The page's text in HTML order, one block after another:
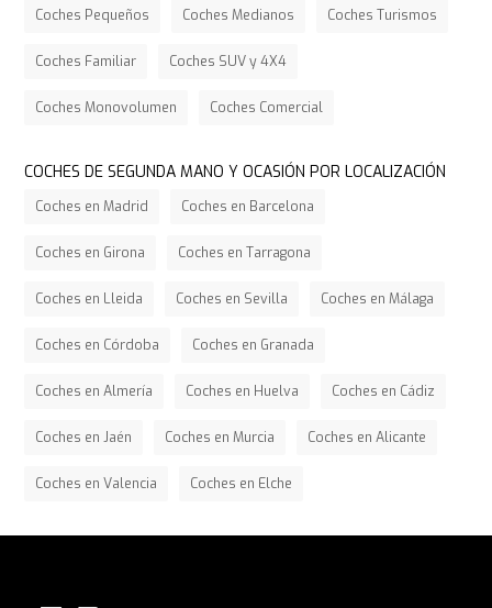
Coches Pequeños Coches Medianos Coches Turismos
Coches Familiar Coches SUV y 4X4
Coches Monovolumen Coches Comercial
COCHES DE SEGUNDA MANO Y OCASIÓN POR LOCALIZACIÓN
Coches en Madrid Coches en Barcelona
Coches en Girona Coches en Tarragona
Coches en Lleida Coches en Sevilla Coches en Málaga
Coches en Córdoba Coches en Granada
Coches en Almería Coches en Huelva Coches en Cádiz
Coches en Jaén Coches en Murcia Coches en Alicante
Coches en Valencia Coches en Elche